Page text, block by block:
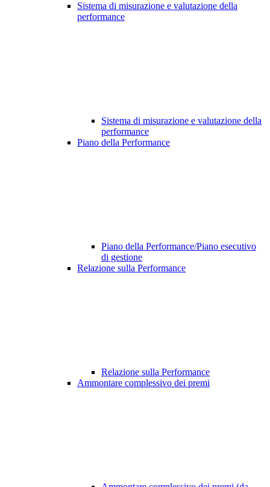
Sistema di misurazione e valutazione della
performance
Sistema di misurazione e valutazione della
performance
Piano della Performance
Piano della Performance/Piano esecutivo
di gestione
Relazione sulla Performance
Relazione sulla Performance
Ammontare complessivo dei premi